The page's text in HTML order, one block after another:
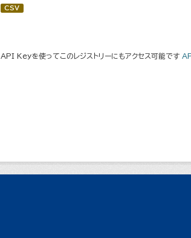
CSV
API Keyを使ってこのレジストリーにもアクセス可能です